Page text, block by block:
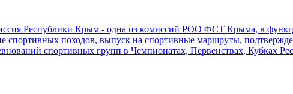
Республики Крым - одна из комиссий РОО ФСТ Крыма, в
спортивных походов, выпуск на спортивные маршруты,
спортивных групп в Чемпионатах, Первенствах, Кубках